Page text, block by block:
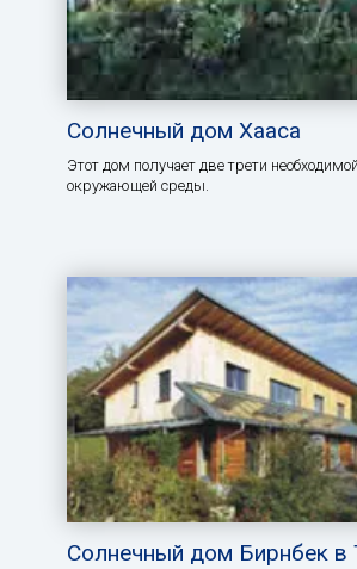
Солнечный дом Хааса
Этот дом получает две трети
окружающей среды.
Солнечный дом Бирнбек в